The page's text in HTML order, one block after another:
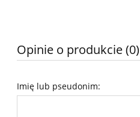
Opinie o produkcie (0)
Imię lub pseudonim: